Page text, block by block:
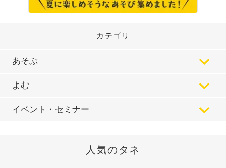
カテゴリ
あそぶ
よむ
イベント・セミナー
人気のタネ